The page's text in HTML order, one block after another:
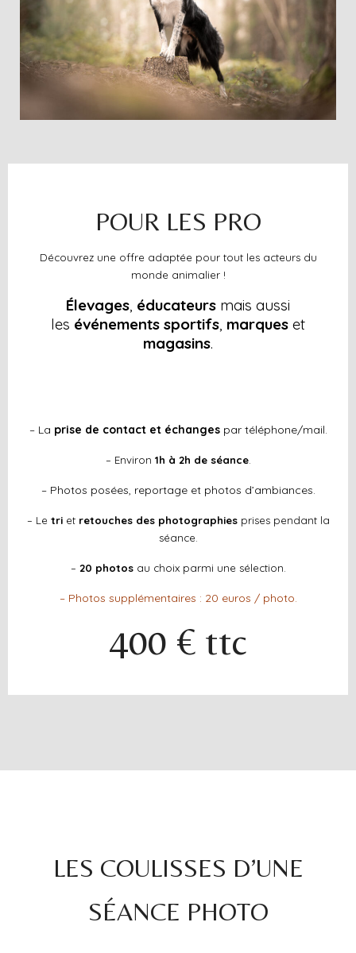
POUR LES PRO
Découvrez une offre adaptée pour tout les acteurs du
monde animalier !
Élevages, éducateurs mais aussi
les événements sportifs, marques et
magasins.
– La prise de contact et échangespar téléphone/mail.
– Environ 1h à 2h de séance.
– Photos posées, reportage et photos d’ambiances.
– Le triet retouches des photographiesprises pendant la
séance.
– 20 photosau choix parmi une sélection.
– Photos supplémentaires : 20 euros / photo.
400 € ttc
LES COULISSES D’UNE
SÉANCE PHOTO